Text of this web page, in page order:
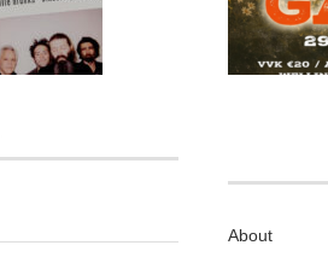
About